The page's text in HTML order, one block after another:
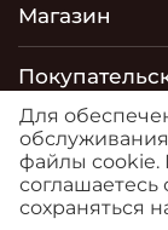
Магазин
Контакты
© 2026
Для
файлы cookie.
соглашаетесь
сохраняться